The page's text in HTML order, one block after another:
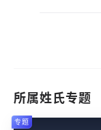
所属姓氏专题
专题